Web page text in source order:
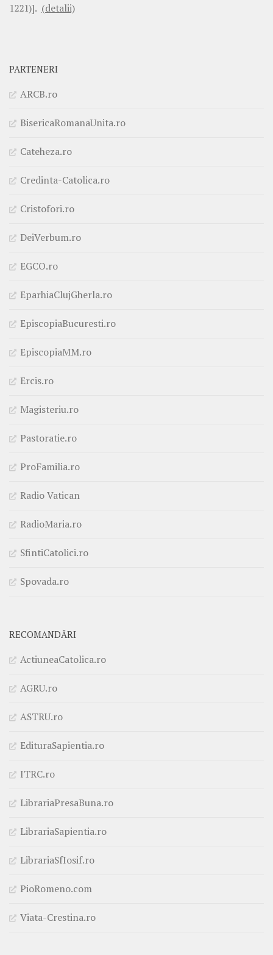
1221)]. (detalii)
PARTENERI
ARCB.ro
BisericaRomanaUnita.ro
Cateheza.ro
Credinta-Catolica.ro
Cristofori.ro
DeiVerbum.ro
EGCO.ro
EparhiaClujGherla.ro
EpiscopiaBucuresti.ro
EpiscopiaMM.ro
Ercis.ro
Magisteriu.ro
Pastoratie.ro
ProFamilia.ro
Radio Vatican
RadioMaria.ro
SfintiCatolici.ro
Spovada.ro
RECOMANDĂRI
ActiuneaCatolica.ro
AGRU.ro
ASTRU.ro
EdituraSapientia.ro
ITRC.ro
LibrariaPresaBuna.ro
LibrariaSapientia.ro
LibrariaSfIosif.ro
PioRomeno.com
Viata-Crestina.ro